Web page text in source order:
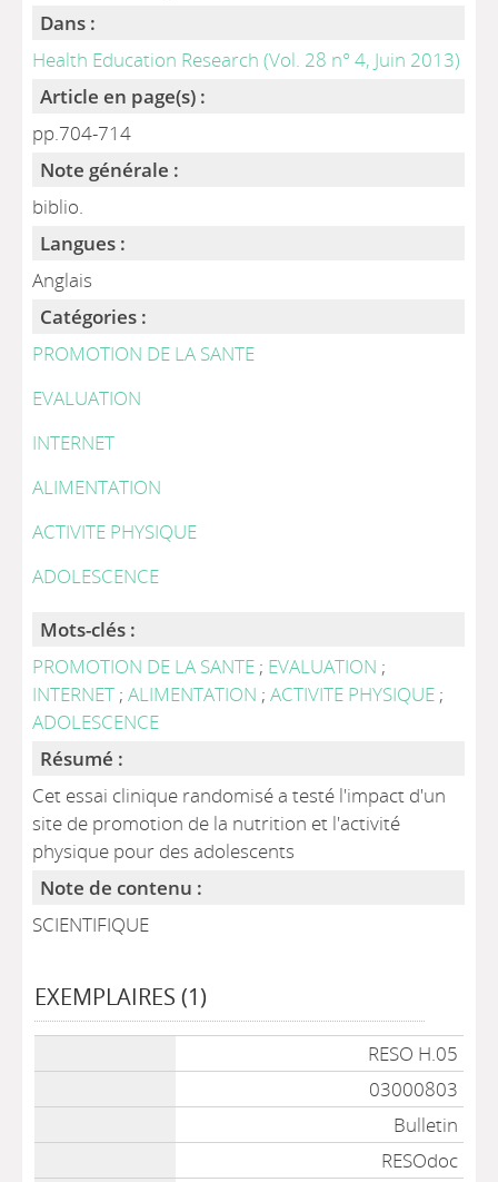
Dans :
Health Education Research (Vol. 28 n° 4, Juin 2013)
Article en page(s) :
pp.704-714
Note générale :
biblio.
Langues :
Anglais
Catégories :
PROMOTION DE LA SANTE
EVALUATION
INTERNET
ALIMENTATION
ACTIVITE PHYSIQUE
ADOLESCENCE
Mots-clés :
PROMOTION DE LA SANTE ; EVALUATION ;
INTERNET ;ALIMENTATION ;ACTIVITE PHYSIQUE ;
ADOLESCENCE
Résumé :
Cet essai clinique randomisé a testé l'impact d'un
site de promotion de la nutrition et l'activité
physique pour des adolescents
Note de contenu :
SCIENTIFIQUE
EXEMPLAIRES (1)
RESO H.05
03000803
Bulletin
RESOdoc